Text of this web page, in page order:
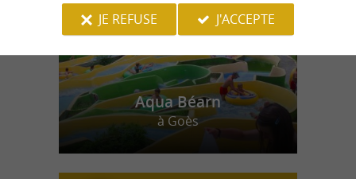
Aqua Béarn
à Goès
JE REFUSE
J'ACCEPTE